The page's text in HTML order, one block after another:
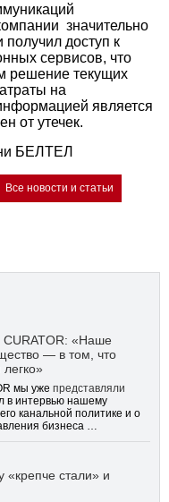
значительно
доступ к
сервисов, что
решение текущих
на
является
от утечек.
БЕЛТЕЛ
Все новости и статьи
CURATOR: «Наше
— в том, что
мы уже представляли
в интервью нашему
канальной политике и о
бизнеса …
«крепче стали» и